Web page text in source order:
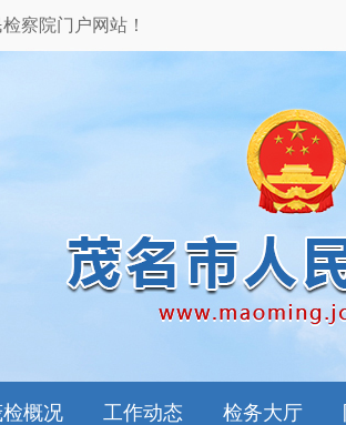
察院门户网站！
检概况 工作动态 检务大厅